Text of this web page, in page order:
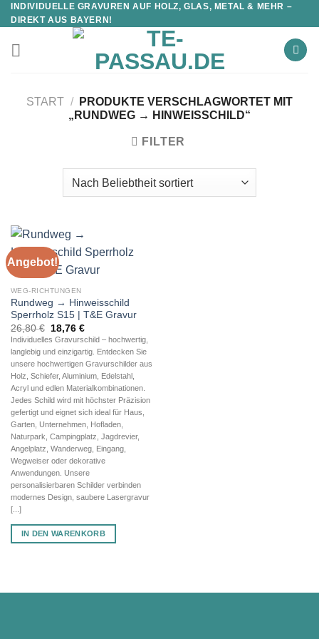
INDIVIDUELLE GRAVUREN AUF HOLZ, GLAS, METAL & MEHR –
DIREKT AUS BAYERN!
START /
PRODUKTE VERSCHLAGWORTET MIT
„RUNDWEG → HINWEISSCHILD“
FILTER
Angebot!
WEG-RICHTUNGEN
Rundweg → Hinweisschild
Sperrholz S15 | T&E Gravur
26,80€
Ursprünglicher
Preis
war:
26,80 €
18,76 €Aktueller
Preis
ist:
18,76 €.
Individuelles Gravurschild – hochwertig,
langlebig und einzigartig. Entdecken Sie
unsere hochwertigen Gravurschilder aus
Holz, Schiefer, Aluminium, Edelstahl,
Acryl und edlen Materialkombinationen.
Jedes Schild wird mit höchster Präzision
gefertigt und eignet sich ideal für Haus,
Garten, Unternehmen, Hofladen,
Naturpark, Campingplatz, Jagdrevier,
Angelplatz, Wanderweg, Eingang,
Wegweiser oder dekorative
Anwendungen. Unsere
personalisierbaren Schilder verbinden
modernes Design, saubere Lasergravur
[...]
IN DEN WARENKORB